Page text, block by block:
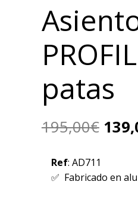
patas
195,00€ El
era:
Ref: AD711
✅ Fabricado en